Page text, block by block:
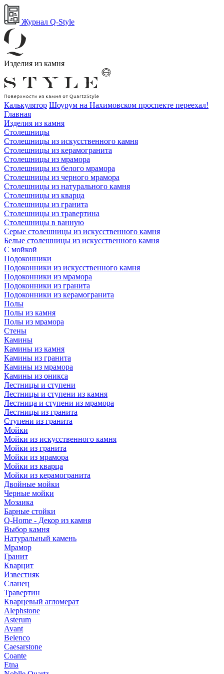
Журнал Q-Style
Изделия из камня
Калькулятор Шоурум на Нахимовском проспекте переехал!
Главная
Изделия из камня
Столешницы
Столешницы из искусственного камня
Столешницы из керамогранита
Столешницы из мрамора
Столешницы из белого мрамора
Столешницы из черного мрамора
Столешницы из натурального камня
Столешницы из кварца
Столешницы из гранита
Столешницы из травертина
Столешницы в ванную
Серые столешницы из искусственного камня
Белые столешницы из искусственного камня
С мойкой
Подоконники
Подоконники из искусственного камня
Подоконники из мрамора
Подоконники из гранита
Подоконники из керамогранита
Полы
Полы из камня
Полы из мрамора
Стены
Камины
Камины из камня
Камины из гранита
Камины из мрамора
Камины из оникса
Лестницы и ступени
Лестницы и ступени из камня
Лестница и ступени из мрамора
Лестницы из гранита
Ступени из гранита
Мойки
Мойки из искусственного камня
Мойки из гранита
Мойки из мрамора
Мойки из кварца
Мойки из керамогранита
Двойные мойки
Черные мойки
Мозаика
Барные стойки
Q-Home - Декор из камня
Выбор камня
Натуральный камень
Мрамор
Гранит
Кварцит
Известняк
Сланец
Травертин
Кварцевый агломерат
Alephstone
Asterum
Avant
Belenco
Caesarstone
Coante
Etna